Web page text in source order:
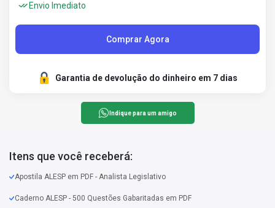
Envio Imediato
Comprar Agora
Garantia de devolução do dinheiro em 7 dias
Indique para um amigo
Itens que você receberá:
Apostila ALESP em PDF - Analista Legislativo
Caderno ALESP - 500 Questões Gabaritadas em PDF